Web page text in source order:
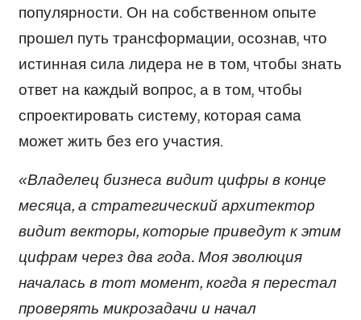
популярности. Он на собственном опыте
прошел путь трансформации, осознав, что
истинная сила лидера не в том, чтобы знать
ответ на каждый вопрос, а в том, чтобы
спроектировать систему, которая сама
может жить без его участия.
«Владелец бизнеса видит цифры в конце
месяца, а стратегический архитектор
видит векторы, которые приведут к этим
цифрам через два года. Моя эволюция
началась в тот момент, когда я перестал
проверять микрозадачи и начал